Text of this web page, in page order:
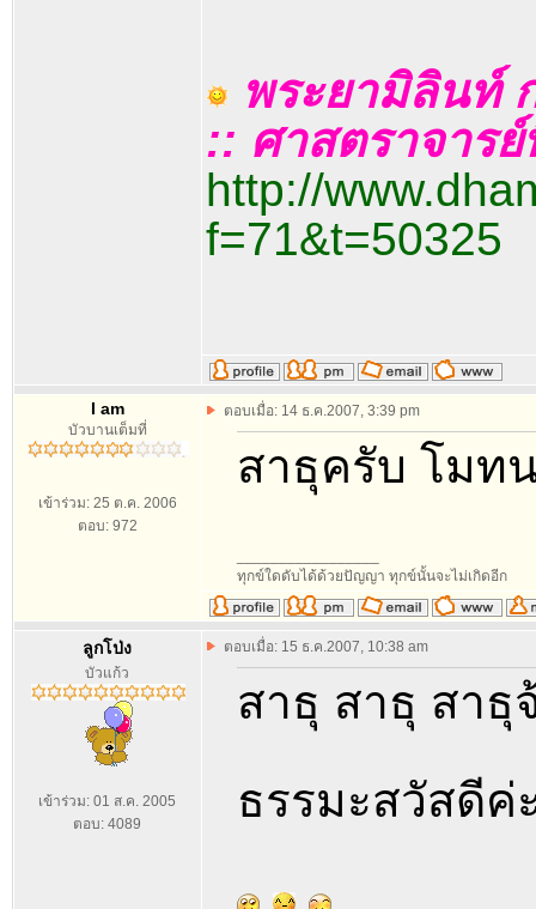
พระยามิลินท์
:: ศาสตราจาร
http://
f=71&t=50325
I am
บัวบานเต็มที่
เข้าร่วม: 25 ต.ค. 2006
ตอบ: 972
ตอบเมื่อ: 14 ธ.ค.2007, 3:39 pm
สาธุครับ โมท
ทุกข์ใดดับได้ด้วยปัญญา ทุกข์นั้นจะไม่เกิดอีก
ลูกโป่ง
บัวแก้ว
เข้าร่วม: 01 ส.ค. 2005
ตอบ: 4089
ตอบเมื่อ: 15 ธ.ค.2007, 10:38 am
สาธุ สาธุ สา
ธรรมะสวัสดีค่